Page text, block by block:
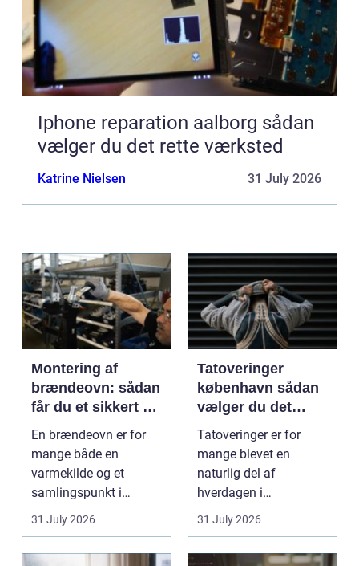
Iphone reparation aalborg sådan
vælger du det rette værksted
Katrine Nielsen 31 July 2026
Montering af
brændeovn: sådan
får du et sikkert og
smukt resultat
En brændeovn er for
mange både en
varmekilde og et
samlingspunkt i
hjemmet. Flammerne
31 July 2026
Tatoveringer
københavn sådan
vælger du det
rigtige studie
Tatoveringer er for
mange blevet en
naturlig del af
hverdagen i
København. Byen er
fyldt med dygtige...
31 July 2026